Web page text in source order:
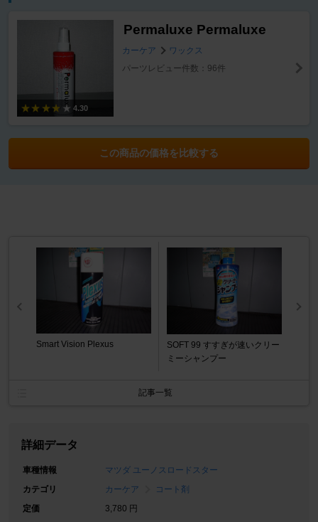
4.30
Permaluxe Permaluxe
カーケア
ワックス
パーツレビュー件数：96件
この商品の価格を比較する
Smart Vision Plexus
SOFT 99 すすぎが速いクリー
ミーシャンプー
記事一覧
詳細データ
車種情報
マツダ ユーノスロードスター
カテゴリ
カーケア
コート剤
定価
3,780 円